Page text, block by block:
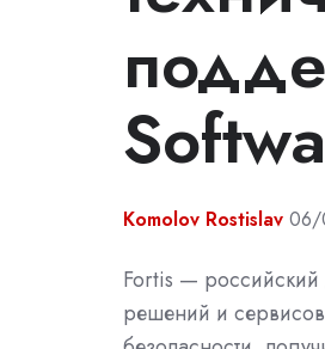
Komolov Rostislav 06/
Fortis — российский
решений и